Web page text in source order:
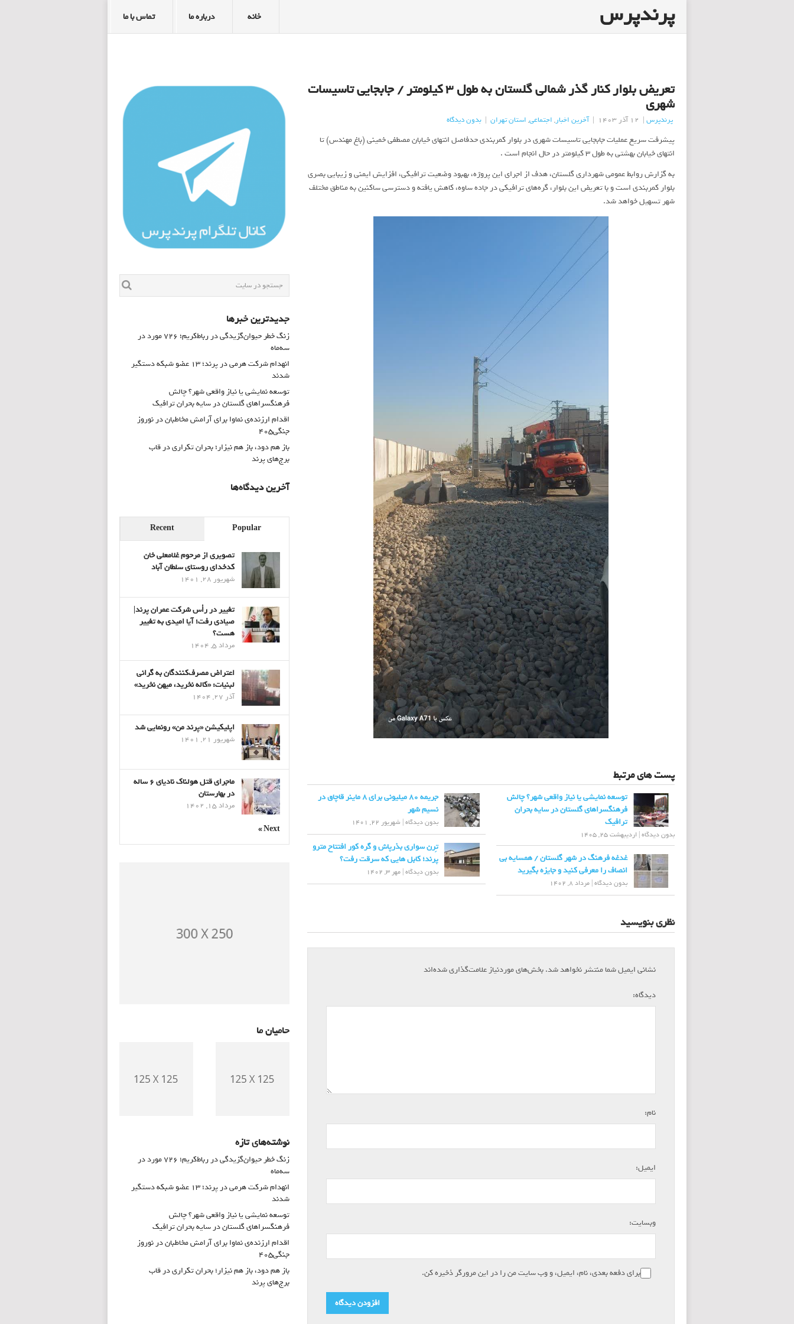
پرندپرس خانه درباره ما تماس با ما
تعریض بلوار کنار گذر شمالی گلستان به طول ۳ کیلومتر / جابجایی تاسیسات
شهری
پرندپرس | 12 آذر 1403 | آخرین اخبار, اجتماعی, استان تهران | بدون دیدگاه
پیشرفت سریع عملیات جابجایی تاسیسات شهری در بلوار کمربندی حدفاصل انتهای خیابان مصطفی خمینی (باغ مهندس) تا
انتهای خیابان بهشتی به طول ۳ کیلومتر در حال انجام است .
به گزارش روابط عمومی شهرداری گلستان، هدف از اجرای این پروژه، بهبود وضعیت ترافیکی، افزایش ایمنی و زیبایی بصری
بلوار کمربندی است و با تعریض این بلوار، گره‌های ترافیکی در جاده ساوه، کاهش یافته و دسترسی ساکنین به مناطق مختلف
شهر تسهیل خواهد شد.
پست های مرتبط
جریمه 80 میلیونی برای 8 ماینر قاچاق در
نسیم شهر
بدون دیدگاه| شهریور 22, 1401
توسعه نمایشی یا نیاز واقعی شهر؟ چالش
فرهنگسراهای گلستان در سایه بحران
ترافیک
بدون دیدگاه| اردیبهشت 25, 1405
تِرن سواری بذرپاش و گره کور افتتاح مترو
پرند؛ کابل هایی که سرقت رفت؟
بدون دیدگاه|مهر 3, 1402
غدغه فرهنگ در شهر گلستان / همسایه بی
انصاف را معرفی کنید و جایزه بگیرید
بدون دیدگاه| مرداد 8, 1402
نظری بنویسید
نشانی ایمیل شما منتشر نخواهد شد.بخش‌های موردنیاز علامت‌گذاری شده‌اند
دیدگاه:
نام:
ایمیل:
وبسایت:
برای دفعه بعدی، نام، ایمیل، و وب سایت من را در این مرورگر ذخیره کن.
جدیدترین خبرها
زنگ خطر حیوان‌گزیدگی در رباط‌کریم؛ ۷۲۶ مورد در
سه‌ماه
انهدام شرکت هرمی در پرند؛ ۱۳ عضو شبکه دستگیر
شدند
توسعه نمایشی یا نیاز واقعی شهر؟ چالش
فرهنگسراهای گلستان در سایه بحران ترافیک
اقدام ارزنده‌ی نماوا برای آرامش مخاطبان در نوروز
جنگی۴۰۵
باز هم دود، باز هم نیزار؛ بحران تکراری در قاب
برج‌های پرند
آخرین دیدگاه‌ها
Popular
Recent
تصویری از مرحوم غلامعلی خان
کدخدای روستای سلطان آباد
شهریور 28, 1401
تغییر در رأس شرکت عمران پرند|
صیادی رفت؛ آیا امیدی به تغییر
هست؟
مرداد 5, 1404
اعتراض مصرف‌کنندگان به گرانی
لبنیات: «کاله نخرید، میهن نخرید»
آذر 27, 1404
اپلیکیشن «پرند من» رونمایی شد
شهریور 21, 1401
ماجرای قتل هولناک نادیای ۶ ساله
در بهارستان
مرداد 15, 1402
Next »
حامیان ما
نوشته‌های تازه
زنگ خطر حیوان‌گزیدگی در رباط‌کریم؛ ۷۲۶ مورد در
سه‌ماه
انهدام شرکت هرمی در پرند؛ ۱۳ عضو شبکه دستگیر
شدند
توسعه نمایشی یا نیاز واقعی شهر؟ چالش
فرهنگسراهای گلستان در سایه بحران ترافیک
اقدام ارزنده‌ی نماوا برای آرامش مخاطبان در نوروز
جنگی۴۰۵
باز هم دود، باز هم نیزار؛ بحران تکراری در قاب
برج‌های پرند